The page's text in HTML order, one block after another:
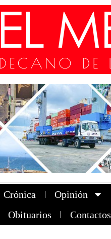
Crónica Opinión
Obituarios
Contactos